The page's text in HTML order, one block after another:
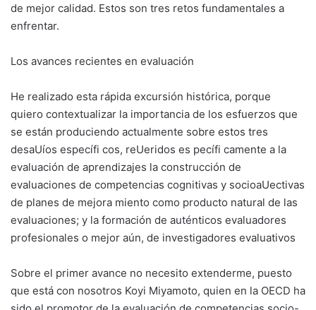
de mejor calidad. Estos son tres retos fundamentales a
enfrentar.
Los avances recientes en evaluación
He realizado esta rápida excursión histórica, porque
quiero contextualizar la importancia de los esfuerzos que
se están produciendo actualmente sobre estos tres
desaUíos específi cos, reUeridos es pecífi camente a la
evaluación de aprendizajes la construcción de
evaluaciones de competencias cognitivas y socioaUectivas
de planes de mejora miento como producto natural de las
evaluaciones; y la formación de auténticos evaluadores
profesionales o mejor aún, de investigadores evaluativos
Sobre el primer avance no necesito extenderme, puesto
que está con nosotros Koyi Miyamoto, quien en la OECD ha